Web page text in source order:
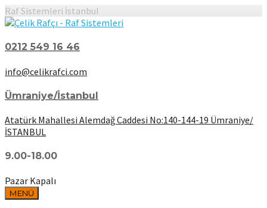
Raf Sistemleri İstanbul
0212 549 16 46
info@celikrafci.com
Ümraniye/İstanbul
Atatürk Mahallesi Alemdağ Caddesi No:140-144-19 Ümraniye/
İSTANBUL
9.00-18.00
Pazar Kapalı
MENÜ